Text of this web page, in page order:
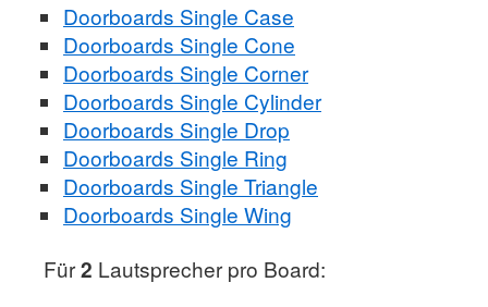
Doorboards Single Case
Doorboards Single Cone
Doorboards Single Corner
Doorboards Single Cylinder
Doorboards Single Drop
Doorboards Single Ring
Doorboards Single Triangle
Doorboards Single Wing
Für2 Lautsprecher pro Board: